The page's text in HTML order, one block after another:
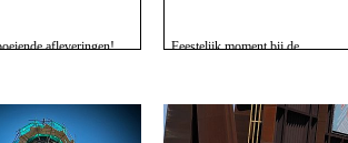
afleveringen!
Feestelijk moment bij de